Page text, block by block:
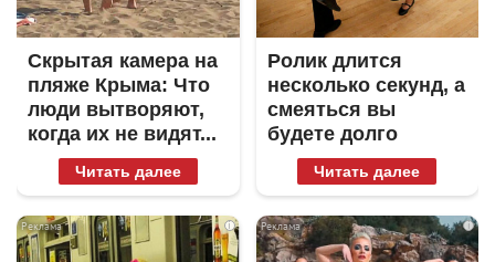
Скрытая камера на
пляже Крыма: Что
люди вытворяют,
когда их не видят...
Читать далее
Ролик длится
несколько секунд, а
смеяться вы
будете долго
Читать далее
i i